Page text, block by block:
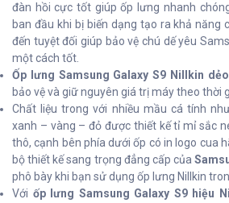
đàn hồi cực tốt giúp ốp lưng nhanh
ban đầu khi bị biến dạng tạo ra khả năng
đến tuyệt đối giúp bảo vệ chú dế yêu
một cách tốt.
Ốp lưng Samsung Galaxy S9 Nillkin
bảo vệ và giữ nguyên giá trị máy theo thời
Chất liệu trong với nhiều mầu cá tính
xanh – vàng – đỏ được thiết kế tỉ mỉ sắc
thô, cạnh bên phía dưới ốp có in logo cua
bộ thiết kế sang trọng đẳng cấp của
phô bày khi bạn sử dụng ốp lưng Nillkin
Với ốp lưng Samsung Galaxy S9 hiệu